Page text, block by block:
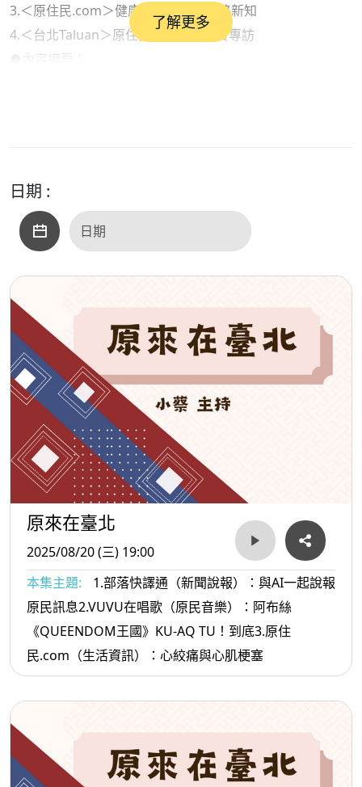
3.＜原住民.com＞健康衛生保健與網路新知
4.＜台北Taluan＞原住民族各領域來賓專訪
●內容摘要：
＜開場白＞：一起唱歌吧
＜單元一＞：航向祖先之地、又不是沒有靈在看、唱我們的
歌
＜單元二＞：誰來晚餐、最後的晚餐、我愛你
了解更多
日期 :
原來在臺北
2025/08/20 (三) 19:00
本集主題:
1.部落快譯通（新聞說報）：與AI一起說報
原民訊息2.VUVU在唱歌（原民音樂）：阿布絲
《QUEENDOM王國》KU-AQ TU！到底3.原住
民.com（生活資訊）：心絞痛與心肌梗塞